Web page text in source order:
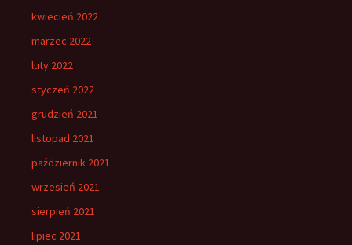
kwiecień 2022
marzec 2022
luty 2022
styczeń 2022
grudzień 2021
listopad 2021
październik 2021
wrzesień 2021
sierpień 2021
lipiec 2021